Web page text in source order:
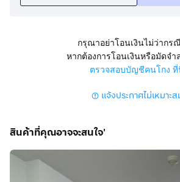
กรุณาอย่าโอนเงินไม่ว่ากร
หากต้องการโอนเงินหรือมัดจำ
ตรวจสอบบัญชีคนโกง
แจ้งประกาศไม่เหมาะ
สินค้าที่คุณอาจจะสนใจ'